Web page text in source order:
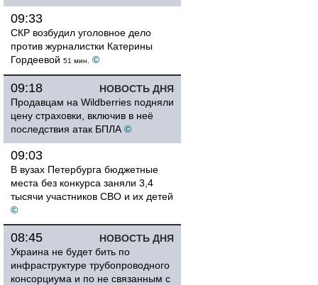
09:33
СКР возбудил уголовное дело
против журналистки Катерины
Гордеевой 51 мин. ©
НОВОСТЬ ДНЯ
09:18
Продавцам на Wildberries подняли
цену страховки, включив в неё
последствия атак БПЛА ©
09:03
В вузах Петербурга бюджетные
места без конкурса заняли 3,4
тысячи участников СВО и их детей
©
НОВОСТЬ ДНЯ
08:45
Украина не будет бить по
инфраструктуре трубопроводного
консорциума и по не связанным с